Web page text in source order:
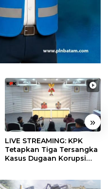
»
LIVE STREAMING: KPK
Tetapkan Tiga Tersangka
Kasus Dugaan Korupsi